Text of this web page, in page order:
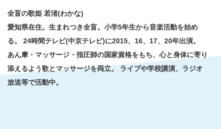
全盲の歌姫 若渚(わかな)
愛知県在住。生まれつき全盲。小学5年生から音楽活動を始め
る。
24時間テレビ(中京テレビ)に2015、16、17、20年出演。
あん摩・マッサージ・指圧師の国家資格をもち、心と身体に寄り
添えるよう歌とマッサージを両立。
ライブや学校講演、ラジオ
放送等で活動中。